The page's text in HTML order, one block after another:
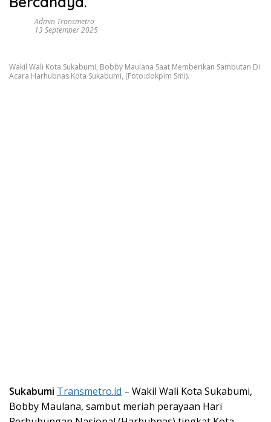
Admin Transmetro
13 September 2025
Wakil Wali Kota Sukabumi, Bobby Maulana Saat Memberikan Sambutan Di
Acara Harhubnas Kota Sukabumi, (Foto:dokpim Smi).
Sukabumi Transmetro.id – Wakil Wali Kota Sukabumi,
Bobby Maulana, sambut meriah perayaan Hari